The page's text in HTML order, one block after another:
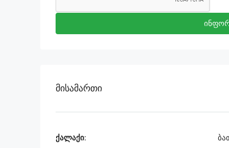
Მისამართი
ქალაქი: